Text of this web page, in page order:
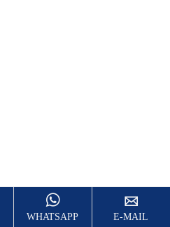

WHATSAPP

E-MAIL